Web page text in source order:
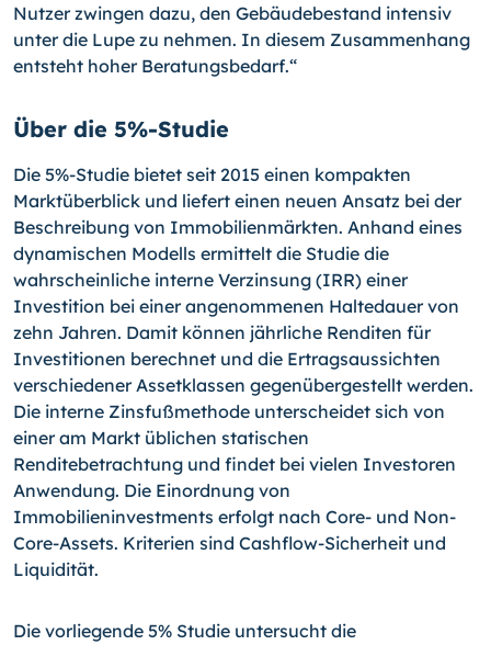
Nutzer zwingen dazu, den Gebäudebestand intensiv
unter die Lupe zu nehmen. In diesem Zusammenhang
entsteht hoher Beratungsbedarf.“
Über die 5%-Studie
Die 5%-Studie bietet seit 2015 einen kompakten
Marktüberblick und liefert einen neuen Ansatz bei der
Beschreibung von Immobilienmärkten. Anhand eines
dynamischen Modells ermittelt die Studie die
wahrscheinliche interne Verzinsung (IRR) einer
Investition bei einer angenommenen Haltedauer von
zehn Jahren. Damit können jährliche Renditen für
Investitionen berechnet und die Ertragsaussichten
verschiedener Assetklassen gegenübergestellt werden.
Die interne Zinsfußmethode unterscheidet sich von
einer am Markt üblichen statischen
Renditebetrachtung und findet bei vielen Investoren
Anwendung. Die Einordnung von
Immobilieninvestments erfolgt nach Core- und Non-
Core-Assets. Kriterien sind Cashflow-Sicherheit und
Liquidität.
Die vorliegende 5% Studie untersucht die